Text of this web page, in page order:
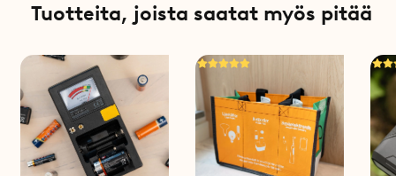
Tuotteita, joista saatat myös pitää